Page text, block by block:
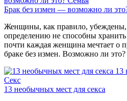
Брак без измен — возможно ли
Женщины, как правило,
определению не способны
почти каждая женщина мечтает о
браке без измен. Возможно ли это?
13
Секс
13 необычных мест для секса